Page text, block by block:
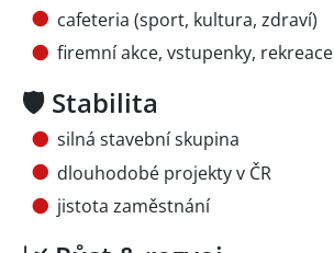
cafeteria (sport, kultura, zdraví)
firemní akce, vstupenky, rekreace
🛡️ Stabilita
silná stavební skupina
dlouhodobé projekty v ČR
jistota zaměstnání